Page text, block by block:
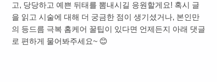
고, 당당하고 예쁜 뒤태를 뽐내시길 응원할게요! 혹시 글
을 읽고 시술에 대해 더 궁금한 점이 생기셨거나, 본인만
의 등드름 극복 홈케어 꿀팁이 있다면 언제든지 아래 댓글
로 편하게 물어봐주세요~ 😊